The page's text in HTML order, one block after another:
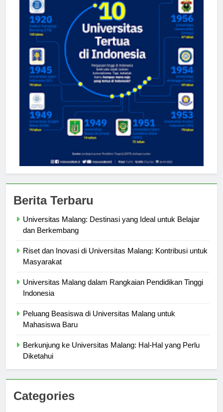
Berita Terbaru
Universitas Malang: Destinasi yang Ideal untuk Belajar
Riset dan Inovasi di Universitas Malang: Kontribusi untuk
Universitas Malang dalam Rangkaian Pendidikan Tinggi
Peluang Beasiswa di Universitas Malang untuk
Berkunjung ke Universitas Malang: Hal-Hal yang Perlu
Categories